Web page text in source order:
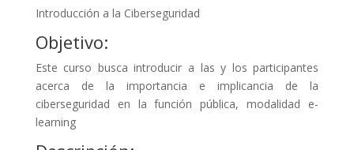
Introducción a la Ciberseguridad
Objetivo:
Este curso busca introducir a las y los participantes
acerca de la importancia e implicancia de la
ciberseguridad en la función pública, modalidad e-
learning